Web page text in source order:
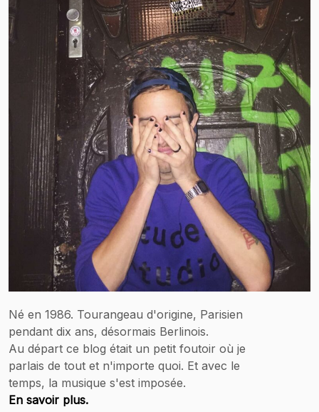
Né en 1986. Tourangeau d'origine, Parisien
pendant dix ans, désormais Berlinois.
Au départ ce blog était un petit foutoir où je
parlais de tout et n'importe quoi. Et avec le
temps, la musique s'est imposée.
En savoir plus.